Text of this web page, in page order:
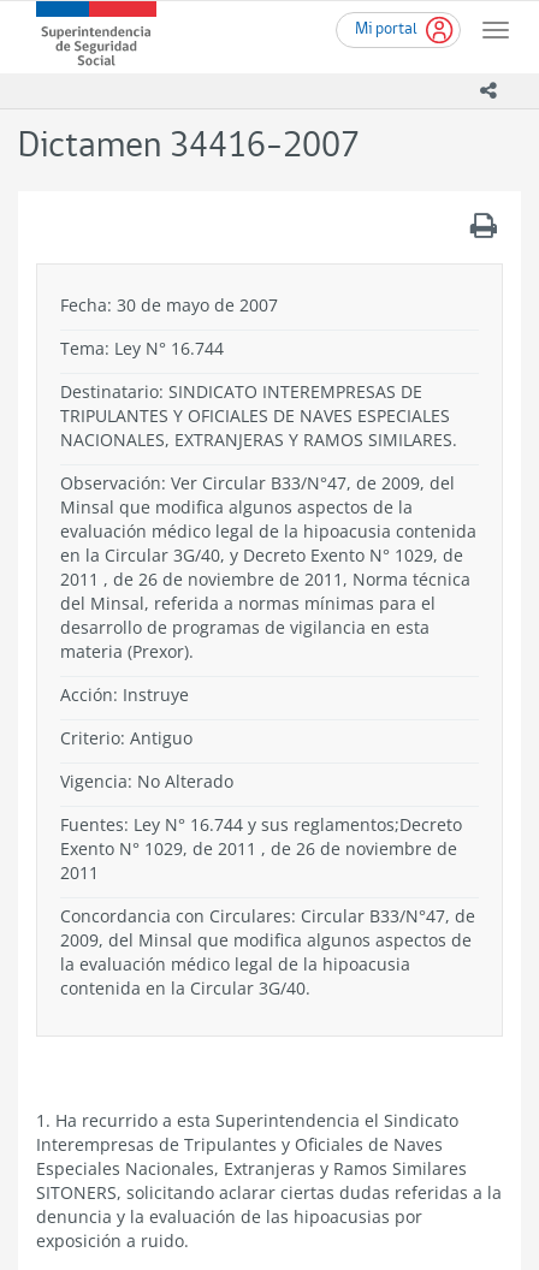
contenido
Mi portal
Toggle
Superintendencia
de
-
Dictamen 34416-2007
Fecha: 30 de mayo de 2007
Tema: Ley N° 16.744
Destinatario: SINDICATO INTEREMPRESAS DE
TRIPULANTES Y OFICIALES DE NAVES ESPECIALES
NACIONALES, EXTRANJERAS Y RAMOS SIMILARES.
Observación: Ver Circular B33/N°47, de 2009, del
Minsal que modifica algunos aspectos de la
evaluación médico legal de la hipoacusia contenida
en la Circular 3G/40, y Decreto Exento N° 1029, de
2011 , de 26 de noviembre de 2011, Norma técnica
del Minsal, referida a normas mínimas para el
desarrollo de programas de vigilancia en esta
materia (Prexor).
Acción: Instruye
Criterio: Antiguo
Vigencia: No Alterado
Fuentes: Ley N° 16.744 y sus reglamentos;Decreto
Exento N° 1029, de 2011 , de 26 de noviembre de
2011
Concordancia con Circulares: Circular B33/N°47, de
2009, del Minsal que modifica algunos aspectos de
la evaluación médico legal de la hipoacusia
contenida en la Circular 3G/40.
1. Ha recurrido a esta Superintendencia el Sindicato
Interempresas de Tripulantes y Oficiales de Naves
Especiales Nacionales, Extranjeras y Ramos Similares
SITONERS, solicitando aclarar ciertas dudas referidas a la
denuncia y la evaluación de las hipoacusias por
exposición a ruido.